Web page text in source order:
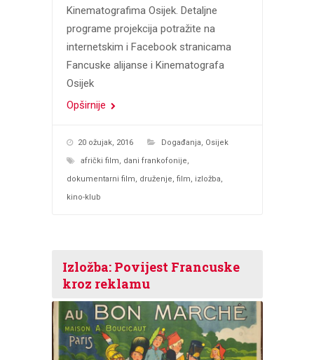
Kinematografima Osijek. Detaljne
programe projekcija potražite na
internetskim i Facebook stranicama
Fancuske alijanse i Kinematografa
Osijek
Opširnije
20 ožujak, 2016 Događanja, Osijek
afrički film, dani frankofonije,
dokumentarni film, druženje, film, izložba,
kino-klub
Izložba: Povijest Francuske
kroz reklamu